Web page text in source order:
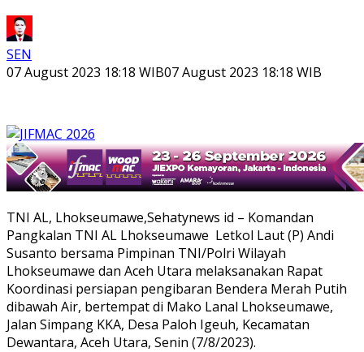
SEN
07 August 2023 18:18 WIB07 August 2023 18:18 WIB
TNI AL, Lhokseumawe,Sehatynews id – Komandan
Pangkalan TNI AL Lhokseumawe Letkol Laut (P) Andi
Susanto bersama Pimpinan TNI/Polri Wilayah
Lhokseumawe dan Aceh Utara melaksanakan Rapat
Koordinasi persiapan pengibaran Bendera Merah Putih
dibawah Air, bertempat di Mako Lanal Lhokseumawe,
Jalan Simpang KKA, Desa Paloh Igeuh, Kecamatan
Dewantara, Aceh Utara, Senin (7/8/2023).